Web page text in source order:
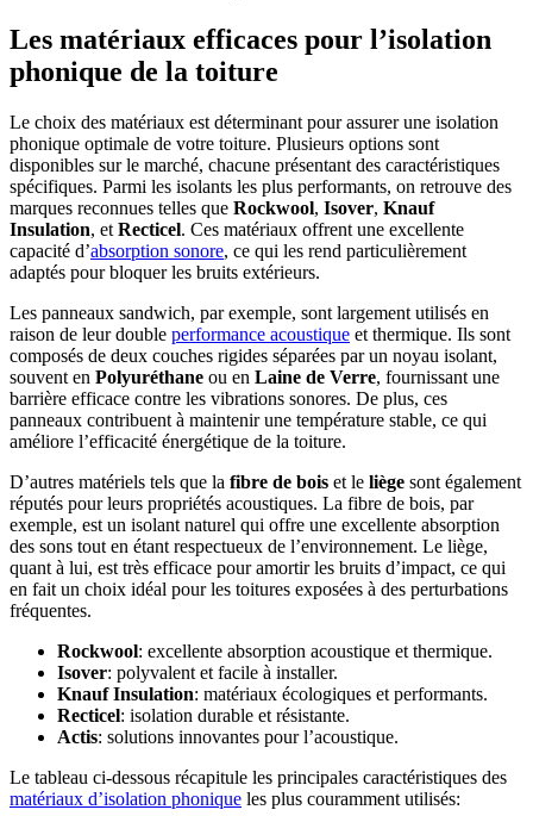
Les matériaux efficaces pour l’isolation
phonique de la toiture
Le choix des matériaux est déterminant pour assurer une isolation
phonique optimale de votre toiture. Plusieurs options sont
disponibles sur le marché, chacune présentant des caractéristiques
spécifiques. Parmi les isolants les plus performants, on retrouve des
marques reconnues telles que Rockwool, Isover, Knauf
Insulation, et Recticel. Ces matériaux offrent une excellente
capacité d’absorption sonore, ce qui les rend particulièrement
adaptés pour bloquer les bruits extérieurs.
Les panneaux sandwich, par exemple, sont largement utilisés en
raison de leur double performance acoustique et thermique. Ils sont
composés de deux couches rigides séparées par un noyau isolant,
souvent en Polyuréthane ou en Laine de Verre, fournissant une
barrière efficace contre les vibrations sonores. De plus, ces
panneaux contribuent à maintenir une température stable, ce qui
améliore l’efficacité énergétique de la toiture.
D’autres matériels tels que la fibre de bois et le liège sont également
réputés pour leurs propriétés acoustiques. La fibre de bois, par
exemple, est un isolant naturel qui offre une excellente absorption
des sons tout en étant respectueux de l’environnement. Le liège,
quant à lui, est très efficace pour amortir les bruits d’impact, ce qui
en fait un choix idéal pour les toitures exposées à des perturbations
fréquentes.
Rockwool: excellente absorption acoustique et thermique.
Isover: polyvalent et facile à installer.
Knauf Insulation: matériaux écologiques et performants.
Recticel: isolation durable et résistante.
Actis: solutions innovantes pour l’acoustique.
Le tableau ci-dessous récapitule les principales caractéristiques des
matériaux d’isolation phonique les plus couramment utilisés: